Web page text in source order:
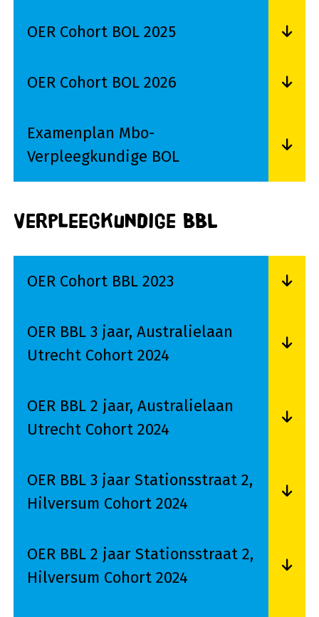
OER Cohort BOL 2025
OER Cohort BOL 2026
Examenplan Mbo-
Verpleegkundige BOL
Verpleegkundige BBL
OER Cohort BBL 2023
OER BBL 3 jaar, Australielaan
Utrecht Cohort 2024
OER BBL 2 jaar, Australielaan
Utrecht Cohort 2024
OER BBL 3 jaar Stationsstraat 2,
Hilversum Cohort 2024
OER BBL 2 jaar Stationsstraat 2,
Hilversum Cohort 2024